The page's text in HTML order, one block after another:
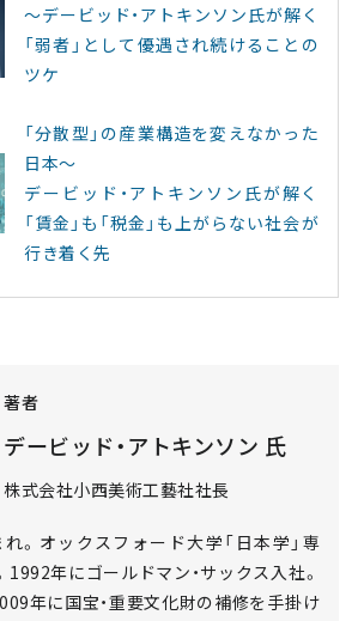
～デービッド・アトキンソン氏が解く
「弱者」として優遇され続けることの
ツケ
「分散型」の産業構造を変えなかった
日本～
デービッド・アトキンソン氏が解く
「賃金」も「税金」も上がらない社会が
行き着く先
著者
デービッド・アトキンソン 氏
株式会社小西美術工藝社社長
。オックスフォード大学「日本学」専
1992年にゴールドマン・サックス入社。
年に国宝・重要文化財の補修を手掛け